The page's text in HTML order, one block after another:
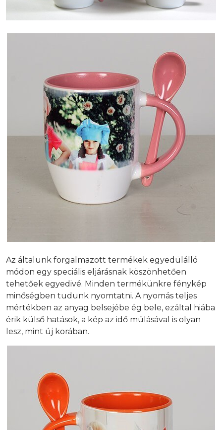
Az általunk forgalmazott termékek egyedülálló
módon egy speciális eljárásnak köszönhetően
tehetőek egyedivé. Minden termékünkre fénykép
minőségben tudunk nyomtatni. A nyomás teljes
mértékben az anyag belsejébe ég bele, ezáltal hiába
érik külső hatások, a kép az idő múlásával is olyan
lesz, mint új korában.